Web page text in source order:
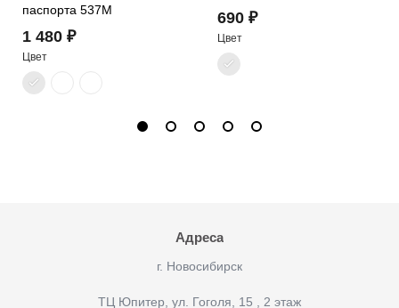
паспорта 537M
1 480 ₽
Цвет
690 ₽
Цвет
Адреса
г. Новосибирск
ТЦ Юпитер, ул. Гоголя, 15 , 2 этаж